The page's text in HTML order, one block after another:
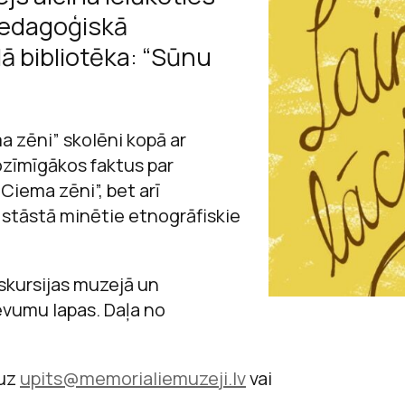
Raiņa un
Jaņa Rozentāla
Andreja Upīša
Andreja Upīša
Ojāra Vācieša
Andrejs Upīts
Ojārs Vācietis
Viegli lasīt
Sarunas
bibliotēka: “Sūnu
zēni” skolēni kopā ar
faktus par
zēni”, bet arī
stāstā minētie etnogrāfiskie
muzejā un
lapas. Daļa no
upits@memorialiemuzeji.lvvai